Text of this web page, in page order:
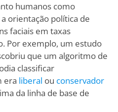
humanos como
orientação política de
faciais em taxas
Por exemplo, um estudo
que um algoritmo de
classificar
era liberal ou conservador
da linha de base de